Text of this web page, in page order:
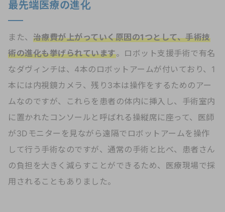
最先端医療の進化
また、 治療費が上がっていく原因の1つとして、手術技
術の進化も挙げられています。ロボット支援手術で有名
なダヴィンチは、4本のロボットアームが付いており、1
本には内視鏡カメラ、残り3本は操作をするためのアー
ムなのですが、これらを患者の体内に挿入し、手術室内
に置かれたコンソールと呼ばれる操縦席に座って、医師
が3Dモニターを見ながら遠隔でロボットアームを操作
して行う手術なのですが、通常の手術と比べ、患者さん
の負担を大きく減らすことができるため、医療現場で採
用されることもありました。